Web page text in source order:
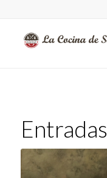
Entradas